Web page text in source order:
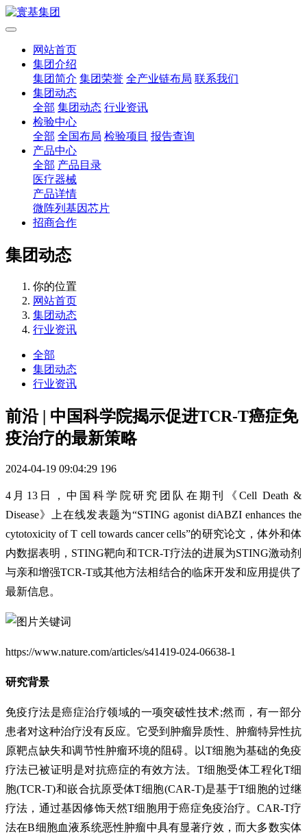
网站首页
集团介绍
集团简介 集团荣誉 全产业链布局 联系我们
集团动态
全部 集团动态 行业资讯
检验中心
全部 全国布局 检验项目 报告查询
产品中心
全部 产品目录
医疗器械
产品详情
微阵列基因芯片
招商合作
集团动态
你的位置
网站首页
集团动态
行业资讯
全部
集团动态
行业资讯
前沿 | 中国科学院揭示促进TCR-T癌症免
疫治疗的最新策略
2024-04-19 09:04:29 196
4月13日，中国科学院研究团队在期刊《Cell Death &
Disease》上在线发表题为“STING agonist diABZI enhances the
cytotoxicity of T cell towards cancer cells”的研究论文，体外和体
内数据表明，STING靶向和TCR-T疗法的进展为STING激动剂
与亲和增强TCR-T或其他方法相结合的临床开发和应用提供了
最新信息。
https://www.nature.com/articles/s41419-024-06638-1
研究背景
免疫疗法是癌症治疗领域的一项突破性技术;然而，有一部分
患者对这种治疗没有反应。它受到肿瘤异质性、肿瘤特异性抗
原靶点缺失和调节性肿瘤环境的阻碍。以T细胞为基础的免疫
疗法已被证明是对抗癌症的有效方法。T细胞受体工程化T细
胞(TCR-T)和嵌合抗原受体T细胞(CAR-T)是基于T细胞的过继
疗法，通过基因修饰天然T细胞用于癌症免疫治疗。CAR-T疗
法在B细胞血液系统恶性肿瘤中具有显著疗效，而大多数实体